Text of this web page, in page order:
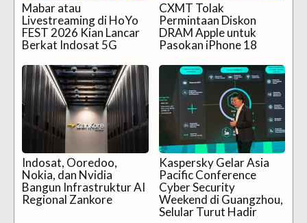
Mabar atau
Livestreaming di HoYo
FEST 2026 Kian Lancar
Berkat Indosat 5G
CXMT Tolak
Permintaan Diskon
DRAM Apple untuk
Pasokan iPhone 18
Indosat, Ooredoo,
Nokia, dan Nvidia
Bangun Infrastruktur AI
Regional Zankore
Kaspersky Gelar Asia
Pacific Conference
Cyber Security
Weekend di Guangzhou,
Selular Turut Hadir